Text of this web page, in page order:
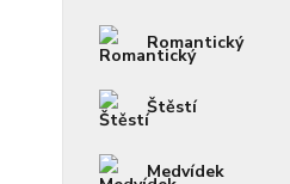
Romantický
Štěstí
Medvídek